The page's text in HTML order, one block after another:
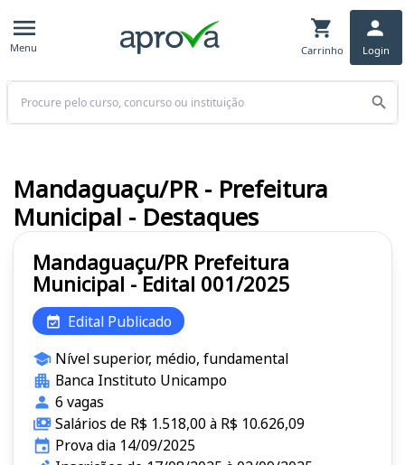
Menu Carrinho Login
Buscar
Mandaguaçu/PR Prefeitura
Municipal - Edital 001/2025
Edital Publicado
Nível superior, médio, fundamental
Banca Instituto Unicampo
6 vagas
Salários de R$ 1.518,00 à R$ 10.626,09
Prova dia 14/09/2025
Mandaguaçu/PR - Prefeitura
Municipal - Destaques